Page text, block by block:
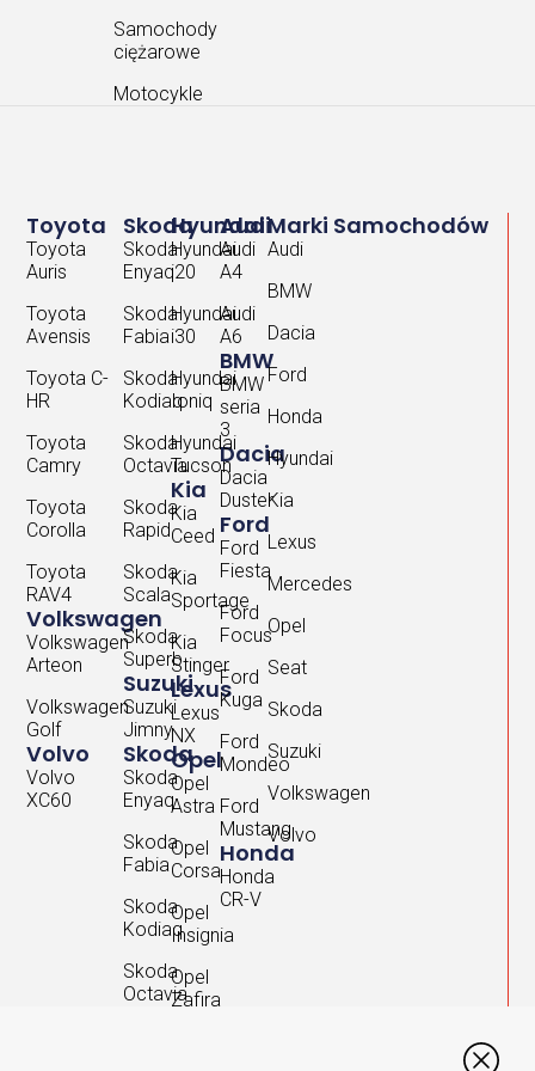
Samochody
ciężarowe
Motocykle
Marki Samochodów
Audi
BMW
Dacia
Ford
Honda
Hyundai
Kia
Lexus
Mercedes
Opel
Seat
Skoda
Suzuki
Volkswagen
Volvo
Audi
Audi
A4
Audi
A6
BMW
BMW
seria
3
Dacia
Dacia
Duster
Ford
Ford
Fiesta
Ford
Focus
Ford
Kuga
Ford
Mondeo
Ford
Mustang
Honda
Honda
CR-V
Hyundai
Hyundai
i20
Hyundai
i30
Hyundai
Ioniq
Hyundai
Tucson
Kia
Kia
Ceed
Kia
Sportage
Kia
Stinger
Lexus
Lexus
NX
Opel
Opel
Astra
Opel
Corsa
Opel
Insignia
Opel
Zafira
Skoda
Skoda
Enyaq
Skoda
Fabia
Skoda
Kodiaq
Skoda
Octavia
Skoda
Rapid
Skoda
Scala
Skoda
Superb
Suzuki
Suzuki
Jimny
Skoda
Skoda
Enyaq
Skoda
Fabia
Skoda
Kodiaq
Skoda
Octavia
Toyota
Toyota
Auris
Toyota
Avensis
Toyota C-
HR
Toyota
Camry
Toyota
Corolla
Toyota
RAV4
Volkswagen
Volkswagen
Arteon
Volkswagen
Golf
Volvo
Volvo
XC60